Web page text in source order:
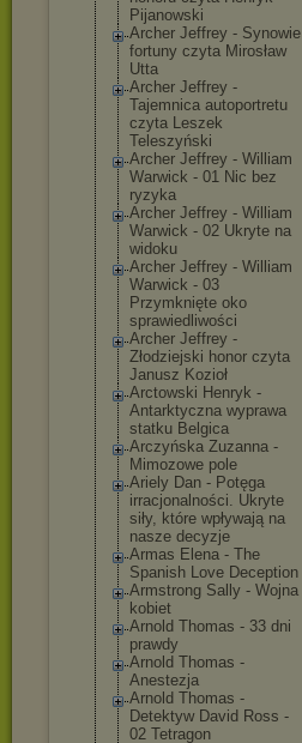
Pijanowski
Archer Jeffrey - Synowie
fortuny czyta Mirosław
Utta
Archer Jeffrey -
Tajemnica autoportretu
czyta Leszek
Teleszyński
Archer Jeffrey - William
Warwick - 01 Nic bez
ryzyka
Archer Jeffrey - William
Warwick - 02 Ukryte na
widoku
Archer Jeffrey - William
Warwick - 03
Przymknięte oko
sprawiedliwości
Archer Jeffrey -
Złodziejski honor czyta
Janusz Kozioł
Arctowski Henryk -
Antarktyczna wyprawa
statku Belgica
Arczyńska Zuzanna -
Mimozowe pole
Ariely Dan - Potęga
irracjonalności. Ukryte
siły, które wpływają na
nasze decyzje
Armas Elena - The
Spanish Love Deception
Armstrong Sally - Wojna
kobiet
Arnold Thomas - 33 dni
prawdy
Arnold Thomas -
Anestezja
Arnold Thomas -
Detektyw David Ross -
02 Tetragon